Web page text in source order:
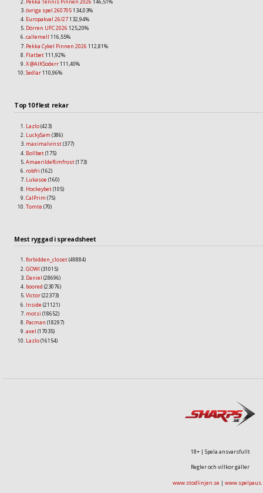
övriga spel 260705134,03%
Europakval 26/27132,94%
Dörren UFC 2026 125,20%
callemell 116,55%
Pekka Cykel Pinnen 2026 112,81%
Flatbet111,92%
X @AIKSoderr111,40%
Sedlar110,96%
Top 10 flest rekar
Lazlo(423)
LuckySam (386)
maximalvinst(377)
Bollbet(175)
AmaerildeRimfrost(173)
robfri (162)
Lukasoe (160)
Hockeybet(105)
CalPrim (75)
Tomte (70)
Mest ryggad i spreadsheet
forbidden_closet(49884)
GOWI (31015)
Daniel (28696)
boored (23076)
Victor(22373)
Inside (21121)
motsi (18652)
Pacman (18297)
axel (17035)
Lazlo(16154)
18+ | Spela ansvarsfullt
Regler och villkor gäller
www.stodlinjen.se |